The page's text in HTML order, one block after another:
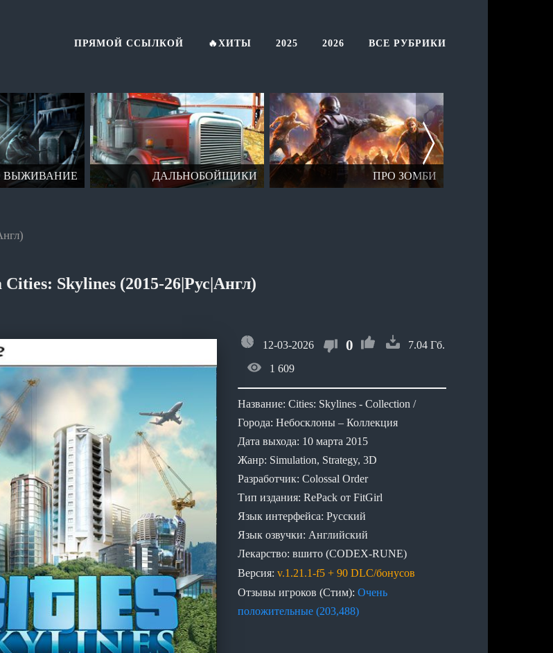
ВЫЖИВАНИЕ ДАЛЬНОБОЙЩИКИ ПРО ЗОМБИ
ПРЯМОЙ ССЫЛКОЙ 🔥ХИТЫ 2025 2026 ВСЕ РУБРИКИ
Skylines (2015-26|Рус|Англ)
12-03-2026 0
7.04 Гб.
1 609
Название: Cities: Skylines - Collection /
Города: Небосклоны – Коллекция
Дата выхода: 10 марта 2015
Жанр: Simulation, Strategy, 3D
Разработчик: Colossal Order
Тип издания: RePack от FitGirl
Язык интерфейса: Русский
Язык озвучки: Английский
Лекарство: вшито (CODEX-RUNE)
Версия: v.1.21.1-f5 + 90 DLC/бонусов
Отзывы игроков (Стим): Очень
положительные (203,488)